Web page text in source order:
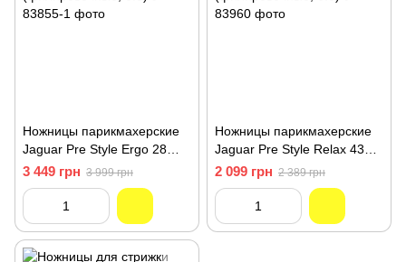
Ножницы парикмахерские
Jaguar Pre Style Ergo 28
Pink (филировочные, 5.5) J-
83855-1
3 449 грн 3 999 грн
Ножницы парикмахерские
Jaguar Pre Style Relax 43
(филировочные, 6.0) J-
83960
2 099 грн 2 389 грн